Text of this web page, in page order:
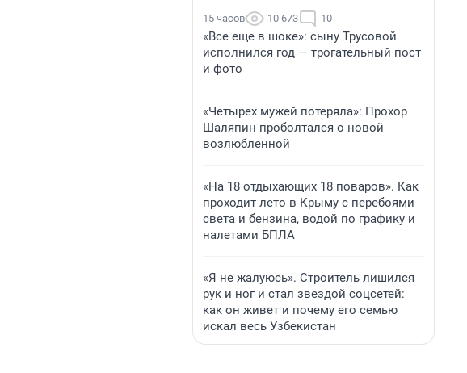
15 часов 10 673 10
«Все еще в шоке»: сыну Трусовой
исполнился год — трогательный пост
и фото
«Четырех мужей потеряла»: Прохор
Шаляпин проболтался о новой
возлюбленной
«На 18 отдыхающих 18 поваров». Как
проходит лето в Крыму с перебоями
света и бензина, водой по графику и
налетами БПЛА
«Я не жалуюсь». Строитель лишился
рук и ног и стал звездой соцсетей:
как он живет и почему его семью
искал весь Узбекистан